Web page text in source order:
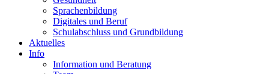
Sprachenbildung
Digitales und Beruf
Schulabschluss und Grundbildung
Aktuelles
Info
Information und Beratung